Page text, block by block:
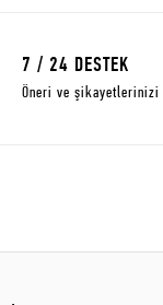
7 / 24 DESTEK
Öneri ve